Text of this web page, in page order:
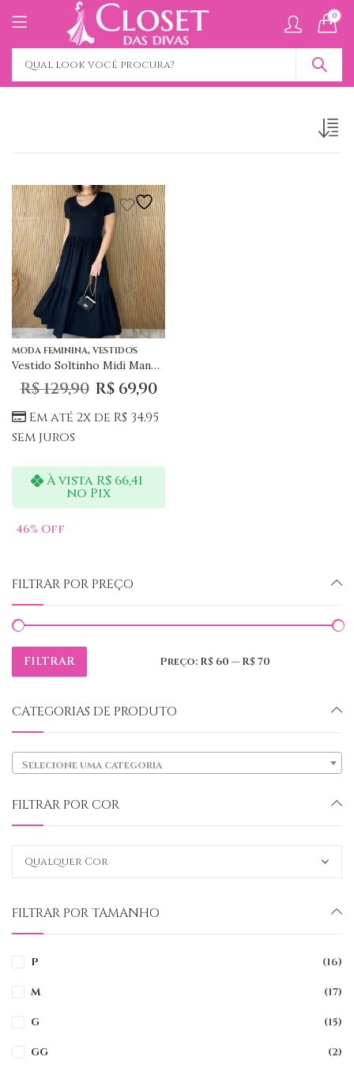
0
MODA FEMININA, VESTIDOS
Vestido Soltinho Midi Manga Curta Verão Festa
R$129,90 R$69,90
Em até 2x de R$ 34,95
sem juros
À vista R$ 66,41
no Pix
46% Off
FILTRAR POR PREÇO
Preço
Preço
FILTRAR Preço: R$ 60 —R$ 70
CATEGORIAS DE PRODUTO
Selecione uma categoria
FILTRAR POR COR
FILTRAR POR TAMANHO
P (16)
M (17)
G (15)
GG (2)